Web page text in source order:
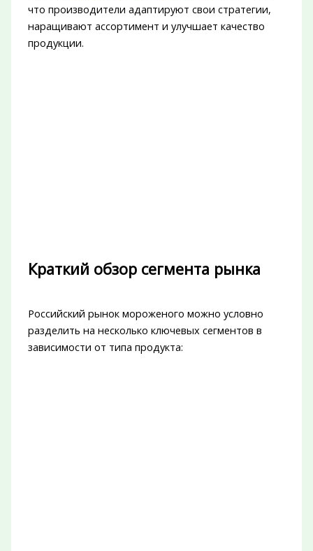
что производители адаптируют свои стратегии,
наращивают ассортимент и улучшает качество
продукции.
Краткий обзор сегмента рынка
Российский рынок мороженого можно условно
разделить на несколько ключевых сегментов в
зависимости от типа продукта: